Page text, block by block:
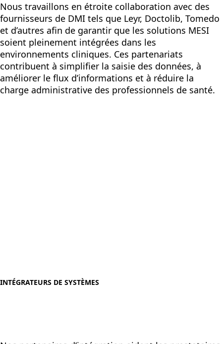
Nous travaillons en étroite collaboration avec des
fournisseurs de DMI tels que Leyr, Doctolib, Tomedo
et d’autres afin de garantir que les solutions MESI
soient pleinement intégrées dans les
environnements cliniques. Ces partenariats
contribuent à simplifier la saisie des données, à
améliorer le flux d’informations et à réduire la
charge administrative des professionnels de santé.
INTÉGRATEURS DE SYSTÈMES